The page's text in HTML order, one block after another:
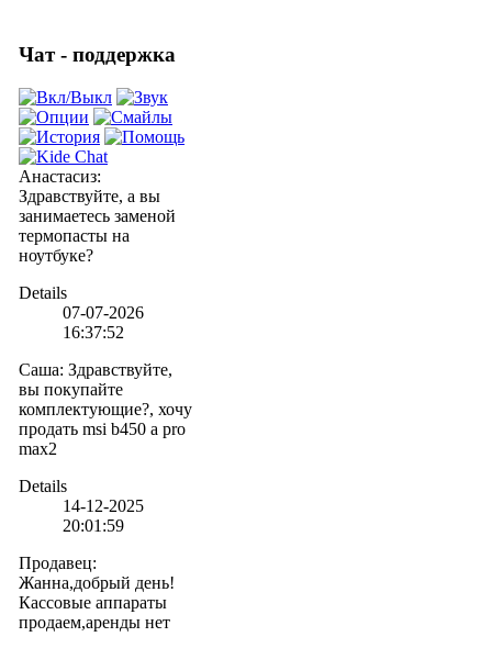
Чат - поддержка
Анастасиз:
Здравствуйте, а вы
занимаетесь заменой
термопасты на
ноутбуке?
Details
07-07-2026
16:37:52
Саша: Здравствуйте,
вы покупайте
комплектующие?, хочу
продать msi b450 a pro
max2
Details
14-12-2025
20:01:59
Продавец:
Жанна,добрый день!
Кассовые аппараты
продаем,аренды нет